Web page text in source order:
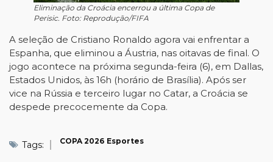
Eliminação da Croácia encerrou a última Copa de
Perisic. Foto: Reprodução/FIFA
A seleção de Cristiano Ronaldo agora vai enfrentar a
Espanha, que eliminou a Áustria, nas oitavas de final. O
jogo acontece na próxima segunda-feira (6), em Dallas,
Estados Unidos, às 16h (horário de Brasília). Após ser
vice na Rússia e terceiro lugar no Catar, a Croácia se
despede precocemente da Copa.
Tags: COPA 2026 Esportes